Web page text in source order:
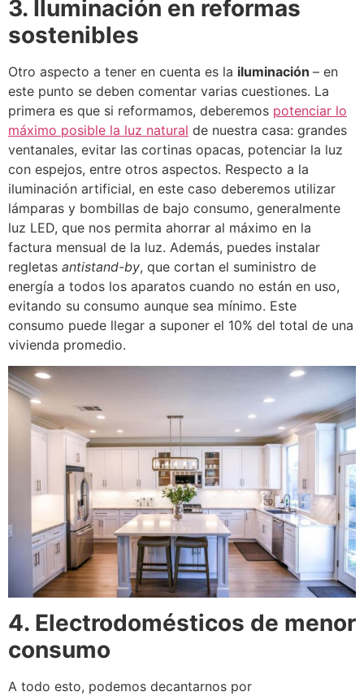
3. Iluminación en reformas
sostenibles
Otro aspecto a tener en cuenta es la iluminación – en
este punto se deben comentar varias cuestiones. La
primera es que si reformamos, deberemos potenciar lo
máximo posible la luz natural de nuestra casa: grandes
ventanales, evitar las cortinas opacas, potenciar la luz
con espejos, entre otros aspectos. Respecto a la
iluminación artificial, en este caso deberemos utilizar
lámparas y bombillas de bajo consumo, generalmente
luz LED, que nos permita ahorrar al máximo en la
factura mensual de la luz. Además, puedes instalar
regletas antistand-by, que cortan el suministro de
energía a todos los aparatos cuando no están en uso,
evitando su consumo aunque sea mínimo. Este
consumo puede llegar a suponer el 10% del total de una
vivienda promedio.
4. Electrodomésticos de menor
consumo
A todo esto, podemos decantarnos por